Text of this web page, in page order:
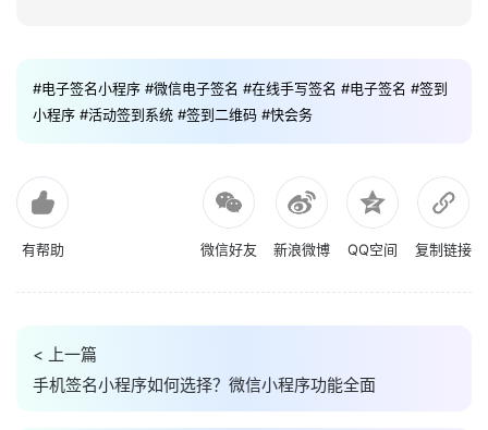
#电子签名小程序 #微信电子签名 #在线手写签名 #电子签名 #签到
小程序 #活动签到系统 #签到二维码 #快会务
有帮助 微信好友 新浪微博 QQ空间 复制链接
< 上一篇
手机签名小程序如何选择？微信小程序功能全面